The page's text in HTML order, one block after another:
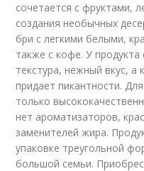
сочетается с фруктами,
создания необычных
бри с легкими белыми,
также с кофе. У продукта
текстура, нежный вкус, а
придает пикантности.
только
нет ароматизаторов,
заменителей жира.
упаковке треугольной
большой семьи.